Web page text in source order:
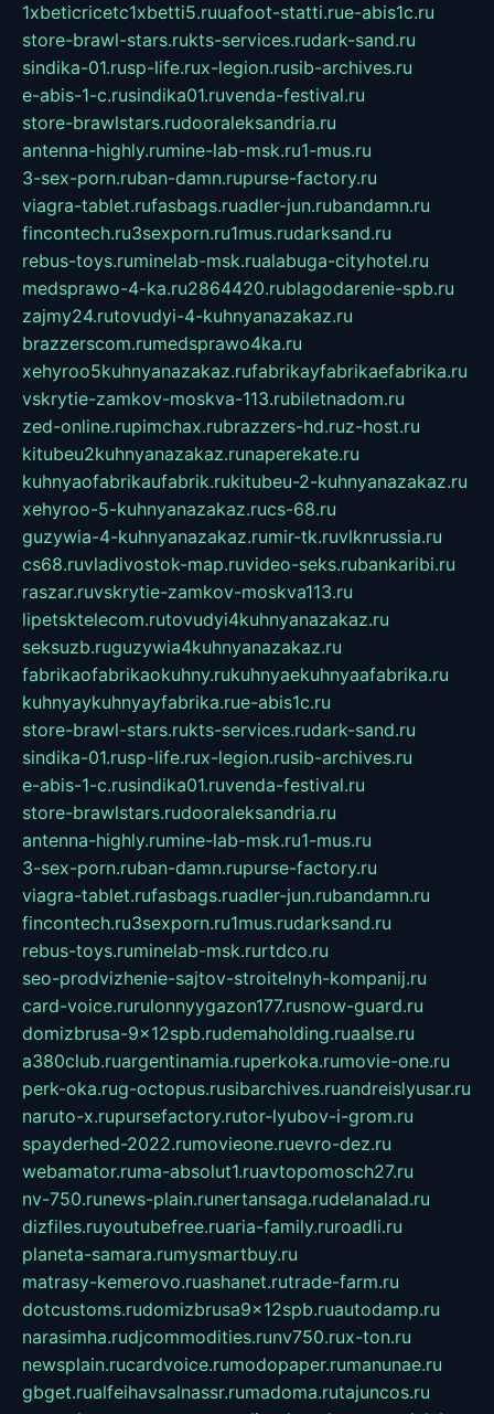
1xbeticricetc1xbetti5.ruuafoot-statti.rue-abis1c.ru
store-brawl-stars.rukts-services.rudark-sand.ru
sindika-01.rusp-life.rux-legion.rusib-archives.ru
e-abis-1-c.rusindika01.ruvenda-festival.ru
store-brawlstars.rudooraleksandria.ru
antenna-highly.rumine-lab-msk.ru1-mus.ru
3-sex-porn.ruban-damn.rupurse-factory.ru
viagra-tablet.rufasbags.ruadler-jun.rubandamn.ru
fincontech.ru3sexporn.ru1mus.rudarksand.ru
rebus-toys.ruminelab-msk.rualabuga-cityhotel.ru
medsprawo-4-ka.ru2864420.rublagodarenie-spb.ru
zajmy24.rutovudyi-4-kuhnyanazakaz.ru
brazzerscom.rumedsprawo4ka.ru
xehyroo5kuhnyanazakaz.rufabrikayfabrikaefabrika.ru
vskrytie-zamkov-moskva-113.rubiletnadom.ru
zed-online.rupimchax.rubrazzers-hd.ruz-host.ru
kitubeu2kuhnyanazakaz.runaperekate.ru
kuhnyaofabrikaufabrik.rukitubeu-2-kuhnyanazakaz.ru
xehyroo-5-kuhnyanazakaz.rucs-68.ru
guzywia-4-kuhnyanazakaz.rumir-tk.ruvlknrussia.ru
cs68.ruvladivostok-map.ruvideo-seks.rubankaribi.ru
raszar.ruvskrytie-zamkov-moskva113.ru
lipetsktelecom.rutovudyi4kuhnyanazakaz.ru
seksuzb.ruguzywia4kuhnyanazakaz.ru
fabrikaofabrikaokuhny.rukuhnyaekuhnyaafabrika.ru
kuhnyaykuhnyayfabrika.rue-abis1c.ru
store-brawl-stars.rukts-services.rudark-sand.ru
sindika-01.rusp-life.rux-legion.rusib-archives.ru
e-abis-1-c.rusindika01.ruvenda-festival.ru
store-brawlstars.rudooraleksandria.ru
antenna-highly.rumine-lab-msk.ru1-mus.ru
3-sex-porn.ruban-damn.rupurse-factory.ru
viagra-tablet.rufasbags.ruadler-jun.rubandamn.ru
fincontech.ru3sexporn.ru1mus.rudarksand.ru
rebus-toys.ruminelab-msk.rurtdco.ru
seo-prodvizhenie-sajtov-stroitelnyh-kompanij.ru
card-voice.rurulonnyygazon177.rusnow-guard.ru
domizbrusa-9x12spb.rudemaholding.ruaalse.ru
a380club.ruargentinamia.ruperkoka.rumovie-one.ru
perk-oka.rug-octopus.rusibarchives.ruandreislyusar.ru
naruto-x.rupursefactory.rutor-lyubov-i-grom.ru
spayderhed-2022.rumovieone.ruevro-dez.ru
webamator.ruma-absolut1.ruavtopomosch27.ru
nv-750.runews-plain.runertansaga.rudelanalad.ru
dizfiles.ruyoutubefree.ruaria-family.ruroadli.ru
planeta-samara.rumysmartbuy.ru
matrasy-kemerovo.ruashanet.rutrade-farm.ru
dotcustoms.rudomizbrusa9x12spb.ruautodamp.ru
narasimha.rudjcommodities.runv750.rux-ton.ru
newsplain.rucardvoice.rumodopaper.rumanunae.ru
gbget.rualfeihavsalnassr.rumadoma.rutajuncos.ru